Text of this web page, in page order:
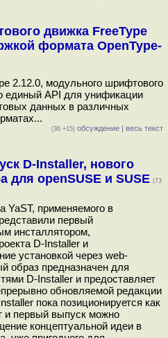
движка FreeType
формата OpenType-
2.12.0, модульного шрифтового
единый API для унификации
данных в различных
(36 +15) обсуждение | весь текст
D-Installer, нового
для openSUSE и SUSE (73
YaST, применяемого в
первый
инсталлятором,
D-Installer и
установкой через web-
образ предназначен для
D-Installer и предоставляет
обновляемой редакции
пока позиционируется как
и первый выпуск можно
концептуальной идеи в